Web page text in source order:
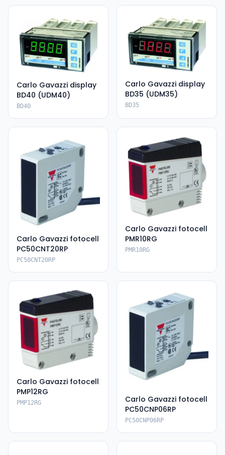
Carlo Gavazzi display
BD40 (UDM40)
BD40
Carlo Gavazzi display
BD35 (UDM35)
BD35
Carlo Gavazzi fotocell
PC50CNT20RP
PC50CNT20RP
Carlo Gavazzi fotocell
PMR10RG
PMR10RG
Carlo Gavazzi fotocell
PMP12RG
PMP12RG
Carlo Gavazzi fotocell
PC50CNP06RP
PC50CNP06RP